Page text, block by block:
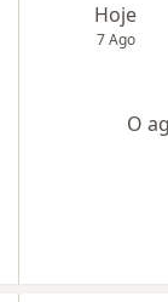
Hoje
7 Ago
O